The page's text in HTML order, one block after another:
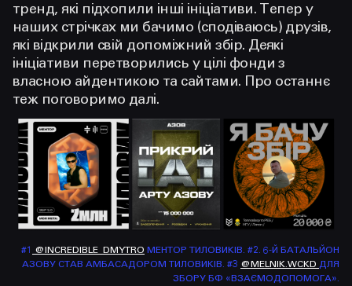
тренд, які підхопили інші ініціативи. Тепер у
наших стрічках ми бачимо (сподіваюсь) друзів,
які відкрили свій допоміжний збір. Деякі
ініціативи перетворились у цілі фонди з
власною айдентикою та сайтами. Про останнє
теж поговоримо далі.
#1 @INCREDIBLE_DMYTRO МЕНТОР ТИЛОВИКІВ. #2. 6-Й БАТАЛЬЙОН
АЗОВУ СТАВ АМБАСАДОРОМ ТИЛОВИКІВ. #3 @MELNIK.WCKD ДЛЯ
ЗБОРУ БФ «ВЗАЄМОДОПОМОГА».